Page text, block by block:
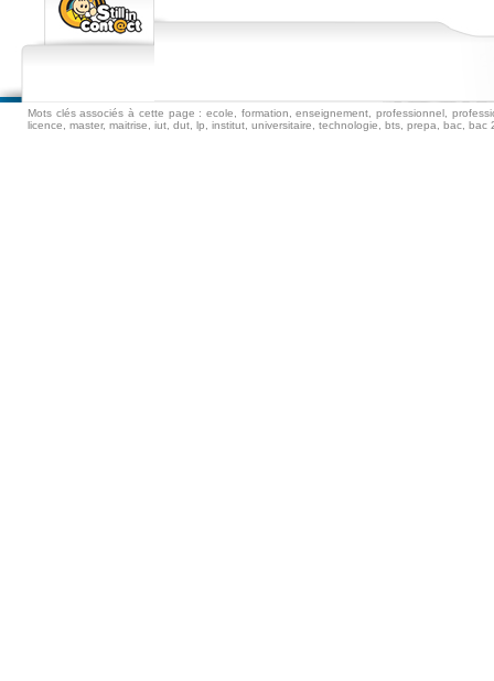
Mots clés associés à cette page : ecole, formation, enseignement, professionnel,
licence, master, maitrise, iut, dut, lp, institut, universitaire, technologie, bts, prepa, bac,